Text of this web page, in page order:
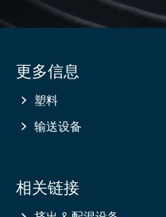
information
更多信息
塑料
输送设备
相关链接